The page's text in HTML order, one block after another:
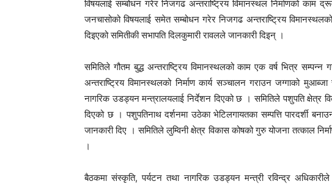
विषयलाई सम्बोधन गरेर निजगढ अन्तराष्ट्रिय विमानस्थल निर्माणको काम
जनचासोको विषयलाई समेत सम्बोधन गरेर निजगढ अन्तराष्ट्रिय
दिइएको समितीकी सभापति दिलकुमारी रावलले जानकारी दिइन् ।
समितिले गौतम बुद्ध अन्तराष्ट्रिय विमानस्थलको काम एक वर्ष भित्र
अन्तराष्ट्रिय विमानस्थलको निर्माण कार्य सञ्चालन गराउन जग्गाको
नागरिक उडड्यन मन्त्रालयलाई निर्देशन दिएको छ । समितिले पशुपति क्षेत्र
दिएको छ । पशुपतिनाथ दर्शनमा उठेका भेटिलगायतका सम्पत्ति पारदर्शी
जानकारी दिए । समितिले लुम्विनी क्षेत्र विकास कोषको गुरु योजना तत्काल
।
बैठकमा संस्कृति, पर्यटन तथा नागरिक उडड्यन मन्त्री रविन्द्र